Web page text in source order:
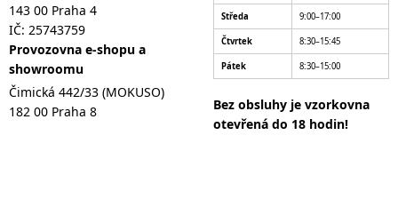
143 00 Praha 4
IČ: 25743759
Provozovna e-shopu a
showroomu
Čimická 442/33 (MOKUSO)
182 00 Praha 8
Středa 9:00–17:00
Čtvrtek 8:30–15:45
Pátek 8:30–15:00
Bez obsluhy je vzorkovna
otevřená do 18 hodin!